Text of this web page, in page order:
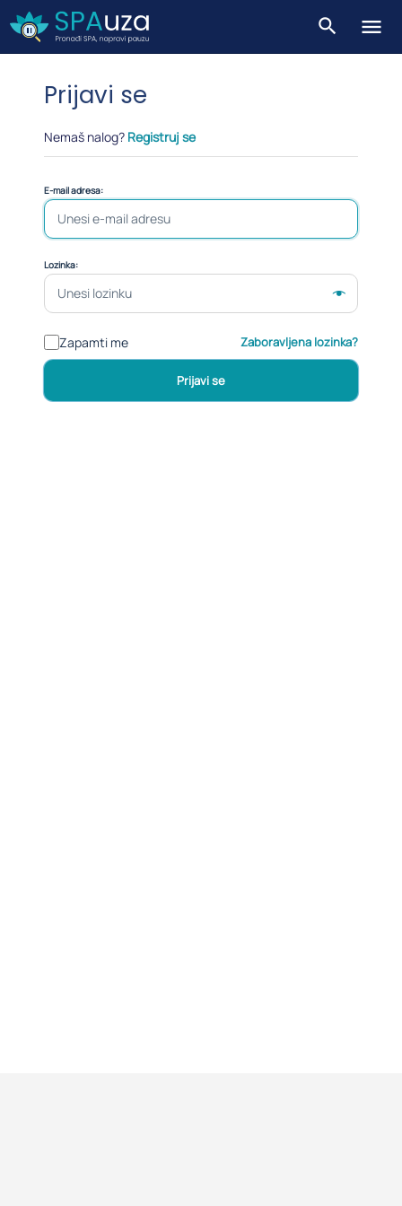
Prijavi se
Nemaš nalog? Registruj se
E-mail adresa:
Lozinka:
Zapamti me Zaboravljena lozinka?
Prijavi se